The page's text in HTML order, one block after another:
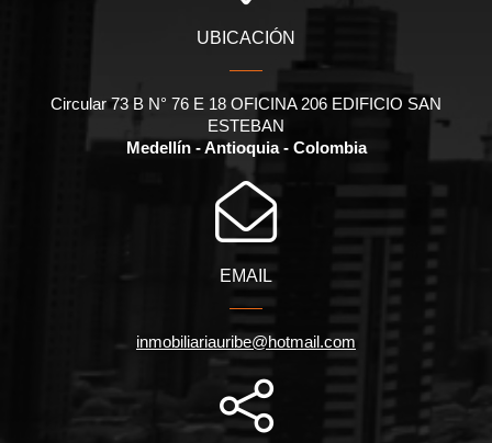
UBICACIÓN
Circular 73 B N° 76 E 18 OFICINA 206 EDIFICIO SAN
ESTEBAN
Medellín - Antioquia - Colombia
EMAIL
inmobiliariauribe@hotmail.com